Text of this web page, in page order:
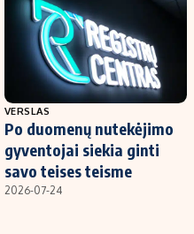
VERSLAS
Po duomenų nutekėjimo
gyventojai siekia ginti
savo teises teisme
2026-07-24